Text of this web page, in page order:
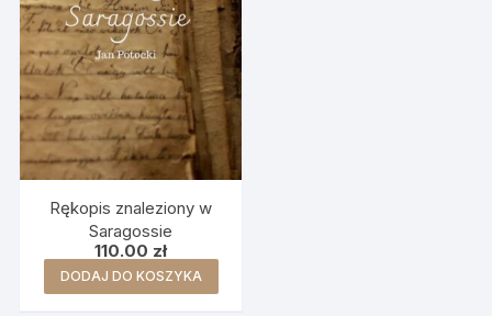
Rękopis znaleziony w
Saragossie
110.00 zł
DODAJ DO KOSZYKA